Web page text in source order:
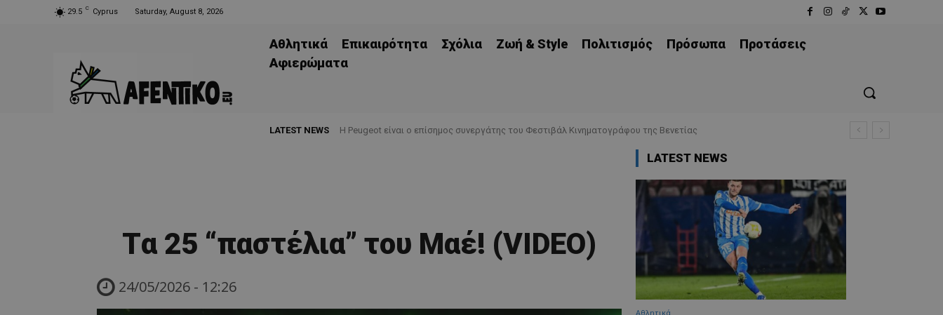
29.5 C Cyprus Saturday, August 8, 2026
Αθλητικά Επικαιρότητα Σχόλια Ζωή & Style Πολιτισμός Πρόσωπα
Προτάσεις
Aφιερώματα
LATEST NEWS Η Peugeot είναι ο επίσημος συνεργάτης του Φεστιβάλ Κινηματογράφου της Βενετίας
Tα 25 “παστέλια” του Μαέ! (VIDEO)
24/05/2026 - 12:26
LATEST NEWS
Αθλητικά